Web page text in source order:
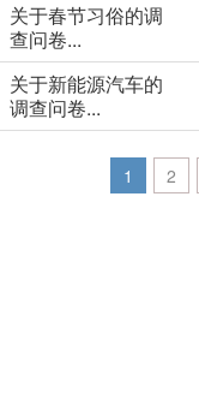
关于春节习俗的调
查问卷...
关于新能源汽车的
调查问卷...
1 2